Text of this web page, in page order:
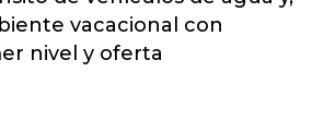
vacacional con
nivel y oferta